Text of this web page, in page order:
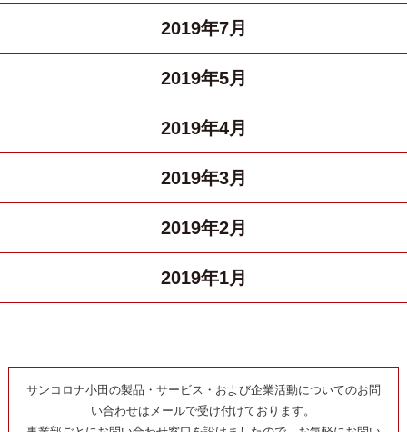
2019年7月
2019年5月
2019年4月
2019年3月
2019年2月
2019年1月
サンコロナ小田の製品・サービス・および企業活動についてのお問
い合わせはメールで受け付けております。